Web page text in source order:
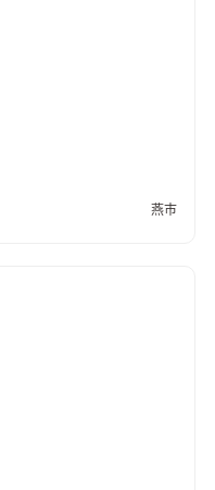
燕市